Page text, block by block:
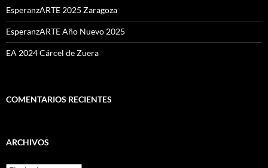
EsperanzARTE 2025 Zaragoza
EsperanzARTE Año Nuevo 2025
EA 2024 Cárcel de Zuera
COMENTARIOS RECIENTES
ARCHIVOS